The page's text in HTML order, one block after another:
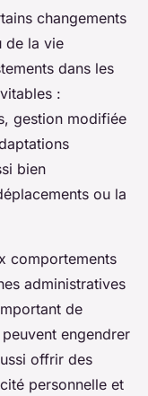
changements
de la vie
dans les
:
gestion modifiée
bien
ou la
comportements
administratives
de
engendrer
offrir des
personnelle et